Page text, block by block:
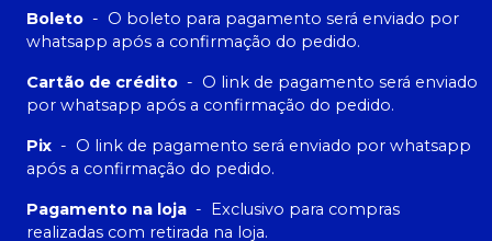
Boleto - O boleto para pagamento será enviado por
whatsapp após a confirmação do pedido.
Cartão de crédito - O link de pagamento será enviado
por whatsapp após a confirmação do pedido.
Pix - O link de pagamento será enviado por whatsapp
após a confirmação do pedido.
Pagamento na loja -
Exclusivo para compras
realizadas com retirada na loja.